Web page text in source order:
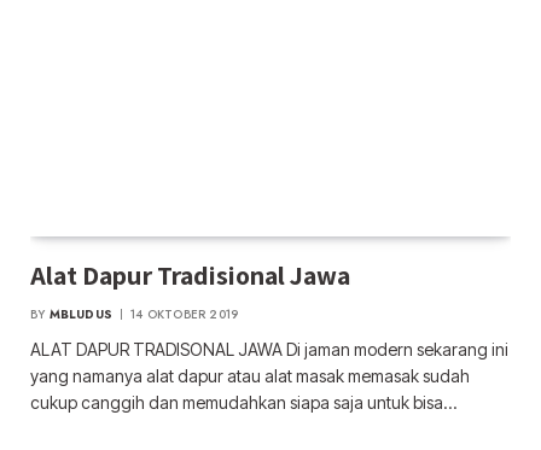
Alat Dapur Tradisional Jawa
BY MBLUDUS 14 OKTOBER 2019
ALAT DAPUR TRADISONAL JAWA Di jaman modern sekarang ini
yang namanya alat dapur atau alat masak memasak sudah
cukup canggih dan memudahkan siapa saja untuk bisa…